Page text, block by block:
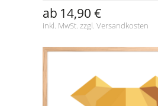
ab 14,90 €
inkl. MwSt. zzgl. Versandkosten